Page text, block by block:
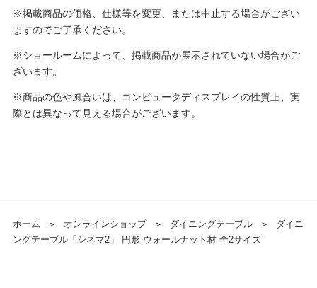
※掲載商品の価格、仕様等を変更、または中止する場合がござい
ますのでご了承ください。
※ショールームによって、掲載商品が展示されていない場合がご
ざいます。
※商品の色や風合いは、コンピュータディスプレイの性質上、実
際とは異なって見える場合がございます。
ホーム ＞ オンラインショップ ＞ ダイニングテーブル ＞
ダイニ
ングテーブル「シネマ2」 円形 ウォールナット材 全2サイズ